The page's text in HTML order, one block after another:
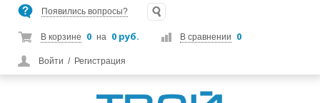
Появились вопросы?
В корзине 0 на 0 руб. В сравнении 0
Войти / Регистрация